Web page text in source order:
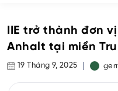
IIE trở thành đơn
Anhalt tại miền
19 Tháng 9, 2025